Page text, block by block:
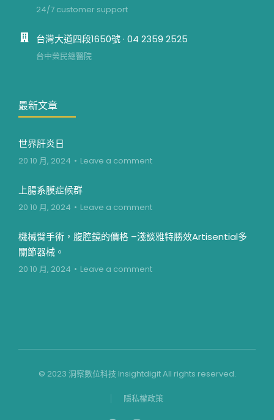
24/7 customer support
台灣大道四段1650號 · 04 2359 2525
台中榮民總醫院
最新文章
世界肝炎日
20 10 月, 2024 Leave a comment
上腸系膜症候群
20 10 月, 2024 Leave a comment
機械臂手術，腹腔鏡的價格 –淺談雅特勝效Artisential多
關節器械。
20 10 月, 2024 Leave a comment
© 2023 洞察數位科技 Insightdigit All rights reserved.
隱私權政策